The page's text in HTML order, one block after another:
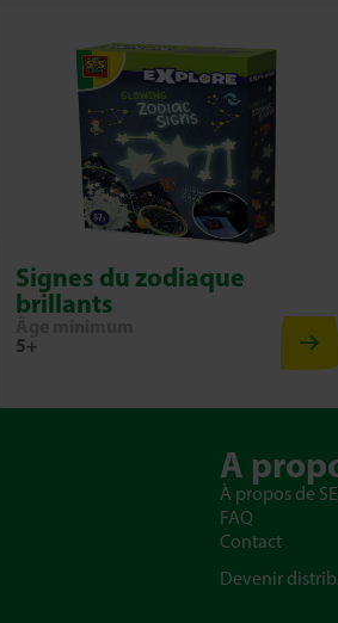
Signes du zodiaque
brillants
5+
A
À propos de
FAQ
Contact
Devenir